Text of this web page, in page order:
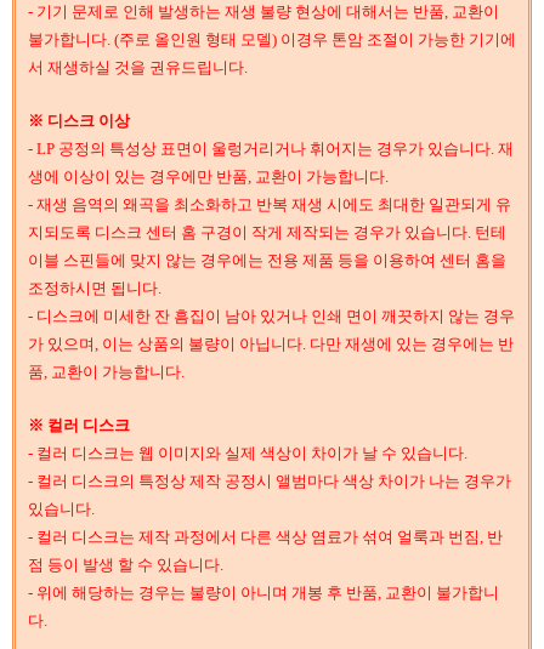
- 기기 문제로 인해 발생하는 재생 불량 현상에 대해서는 반품, 교환이
불가합니다. (주로 올인원 형태 모델) 이경우 톤암 조절이 가능한 기기에
서 재생하실 것을 권유드립니다.
※ 디스크 이상
- LP 공정의 특성상 표면이 울렁거리거나 휘어지는 경우가 있습니다. 재
생에 이상이 있는 경우에만 반품, 교환이 가능합니다.
- 재생 음역의 왜곡을 최소화하고 반복 재생 시에도 최대한 일관되게 유
지되도록 디스크 센터 홈 구경이 작게 제작되는 경우가 있습니다. 턴테
이블 스핀들에 맞지 않는 경우에는 전용 제품 등을 이용하여 센터 홈을
조정하시면 됩니다.
- 디스크에 미세한 잔 흠집이 남아 있거나 인쇄 면이 깨끗하지 않는 경우
가 있으며, 이는 상품의 불량이 아닙니다. 다만 재생에 있는 경우에는 반
품, 교환이 가능합니다.
※ 컬러 디스크
- 컬러 디스크는 웹 이미지와 실제 색상이 차이가 날 수 있습니다.
- 컬러 디스크의 특정상 제작 공정시 앨범마다 색상 차이가 나는 경우가
있습니다.
- 컬러 디스크는 제작 과정에서 다른 색상 염료가 섞여 얼룩과 번짐, 반
점 등이 발생 할 수 있습니다.
- 위에 해당하는 경우는 불량이 아니며 개봉 후 반품, 교환이 불가합니
다.